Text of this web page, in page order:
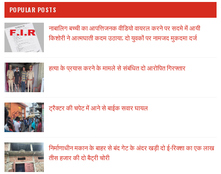
POPULAR POSTS
नाबालिग बच्ची का आपत्तिजनक वीडियो वायरल करने पर सदमे में आयी
किशोरी ने आत्मघाती कदम उठाया; दो युवकों पर नामजद मुकदमा दर्ज
हत्या के प्रयास करने के मामले से संबंधित दो आरोपित गिरफ्तार
ट्रैक्टर की चपेट में आने से बाईक सवार घायल
निर्माणाधीन मकान के बाहर से बंद गेट के अंदर खड़ी दो ई-रिक्शा का एक लाख
तीस हजार की दो बैट्री चोरी